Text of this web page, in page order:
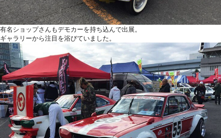
有名ショップさんもデモカーを持ち込んで出展。
ギャラリーから注目を浴びていました。